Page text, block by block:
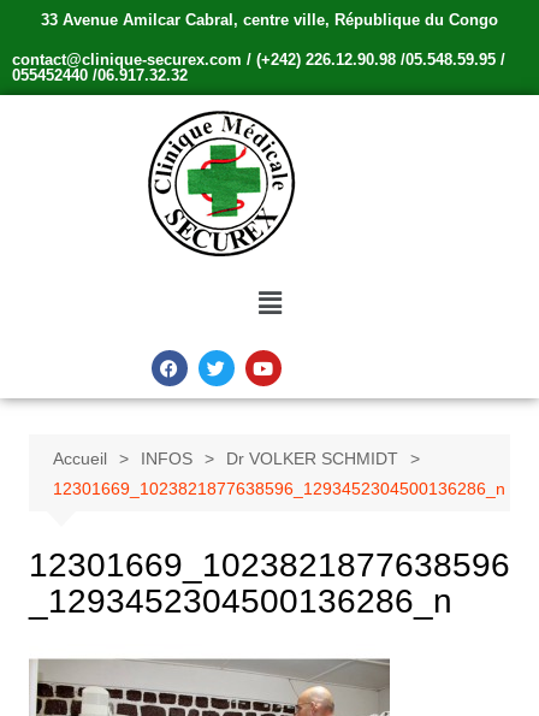
33 Avenue Amilcar Cabral, centre ville, République du Congo
contact@clinique-securex.com / (+242) 226.12.90.98 /05.548.59.95 /
055452440 /06.917.32.32
Accueil INFOS
Dr VOLKER SCHMIDT
12301669_1023821877638596_1293452304500136286_n
12301669_1023821877638596
_1293452304500136286_n